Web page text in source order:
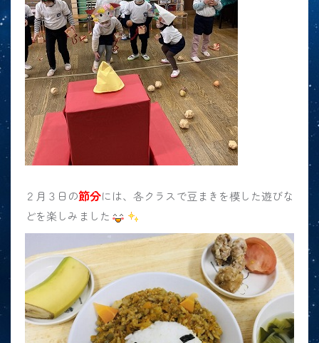
２月３日の節分には、各クラスで豆まきを模した遊びな
どを楽しみました